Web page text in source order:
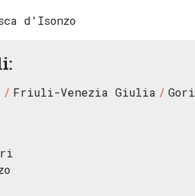
d'Isonzo
Friuli-Venezia Giulia